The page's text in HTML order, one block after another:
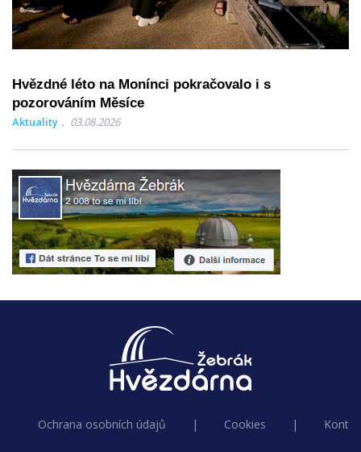
Hvězdné léto na Monínci pokračovalo i s
pozorováním Měsíce
Aktuality 03.08.2026
Ochrana osobních údajů | Cookies |